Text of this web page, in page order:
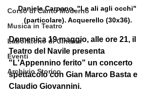
Corso di Canto Moderno
Musica in Teatro
Laboratorio di Cinema
Eventi
Archivio Storico
Daniela Carpano, "Le ali agli occhi"
(particolare). Acquerello (30x36).
Domenica 19 maggio, alle ore 21, il
Teatro del Navile presenta
" L'Appennino ferito" un concerto
spettacolo con Gian Marco Basta e
Claudio Giovannini.